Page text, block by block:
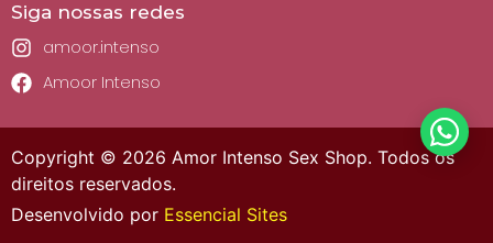
Siga nossas redes
amoor.intenso
Amoor Intenso
Copyright © 2026 Amor Intenso Sex Shop. Todos os
direitos reservados.
Desenvolvido por Essencial Sites